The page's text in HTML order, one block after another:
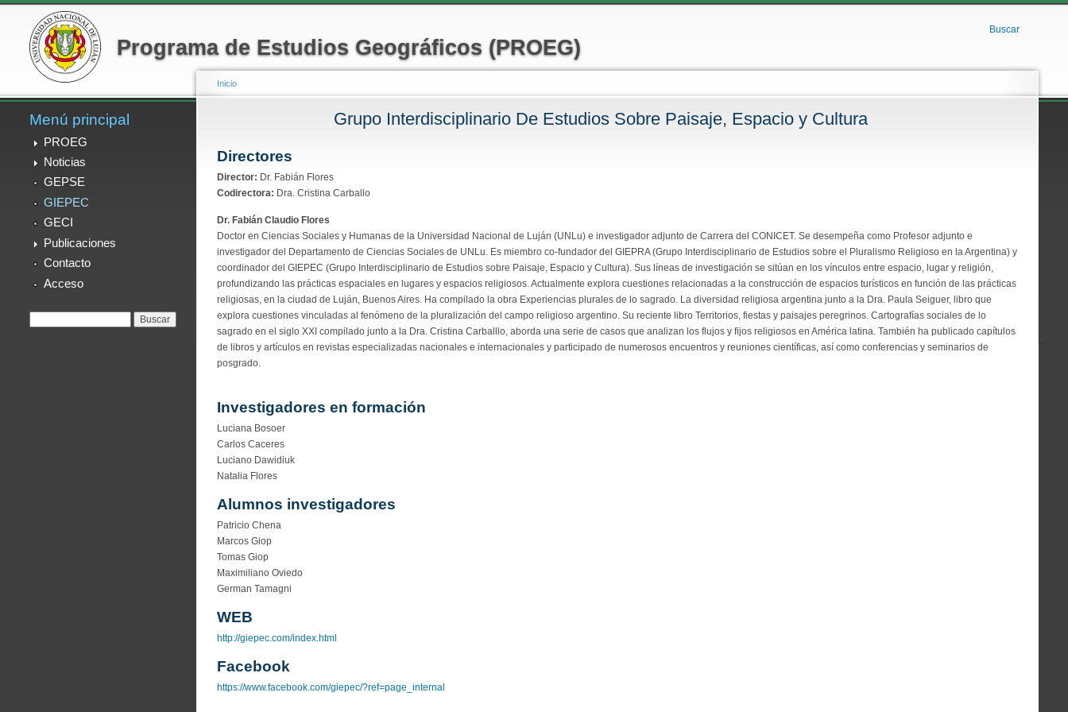
principal
Programa de Estudios Geográficos (PROEG)
Menú secundario
Buscar
Menú principal
PROEG
Noticias
GEPSE
GIEPEC
GECI
Publicaciones
Contacto
Acceso
Se encuentra usted aquí
Inicio
Grupo Interdisciplinario De Estudios Sobre Paisaje, Espacio y Cultura
Directores
Director: Dr. Fabián Flores
Codirectora: Dra. Cristina Carballo
Dr. Fabián Claudio Flores
Doctor en Ciencias Sociales y Humanas de la Universidad Nacional de Luján (UNLu) e investigador adjunto de Carrera del CONICET. Se desempeña como Profesor adjunto e
investigador del Departamento de Ciencias Sociales de UNLu. Es miembro co-fundador del GIEPRA (Grupo Interdisciplinario de Estudios sobre el Pluralismo Religioso en la Argentina) y
coordinador del GIEPEC (Grupo Interdisciplinario de Estudios sobre Paisaje, Espacio y Cultura). Sus líneas de investigación se sitúan en los vínculos entre espacio, lugar y religión,
profundizando las prácticas espaciales en lugares y espacios religiosos. Actualmente explora cuestiones relacionadas a la construcción de espacios turísticos en función de las prácticas
religiosas, en la ciudad de Luján, Buenos Aires. Ha compilado la obra Experiencias plurales de lo sagrado. La diversidad religiosa argentina junto a la Dra. Paula Seiguer, libro que
explora cuestiones vinculadas al fenómeno de la pluralización del campo religioso argentino. Su reciente libro Territorios, fiestas y paisajes peregrinos. Cartografías sociales de lo
sagrado en el siglo XXI compilado junto a la Dra. Cristina Carballlo, aborda una serie de casos que analizan los flujos y fijos religiosos en América latina. También ha publicado capítulos
de libros y artículos en revistas especializadas nacionales e internacionales y participado de numerosos encuentros y reuniones científicas, así como conferencias y seminarios de
posgrado.
Investigadores en formación
Luciana Bosoer
Carlos Caceres
Luciano Dawidiuk
Natalia Flores
Alumnos investigadores
Patricio Chena
Marcos Giop
Tomas Giop
Maximiliano Oviedo
German Tamagni
WEB
http://giepec.com/index.html
Facebook
https://www.facebook.com/giepec/?ref=page_internal